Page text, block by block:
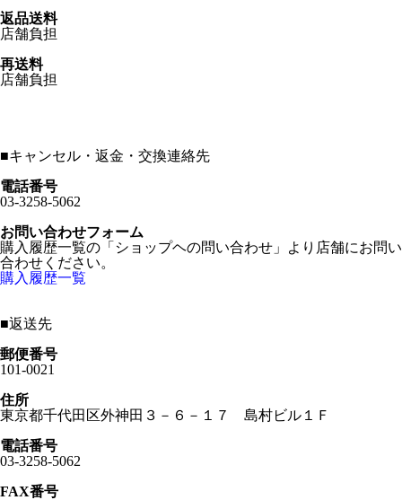
返品送料
店舗負担
再送料
店舗負担
■キャンセル・返金・交換連絡先
電話番号
03-3258-5062
お問い合わせフォーム
購入履歴一覧の「ショップヘの問い合わせ」より店舗にお問い
合わせください。
購入履歴一覧
■返送先
郵便番号
101-0021
住所
東京都千代田区外神田３－６－１７ 島村ビル１Ｆ
電話番号
03-3258-5062
FAX番号